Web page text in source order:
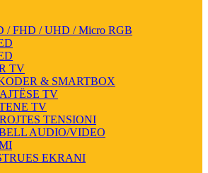
/ FHD / UHD / Micro RGB
TV
& SMARTBOX
TV
TV
TENSIONI
AUDIO/VIDEO
EKRANI